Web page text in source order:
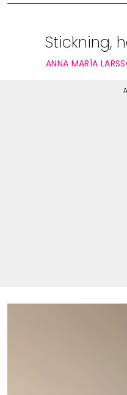
Stickning,
ANNA MARÍA